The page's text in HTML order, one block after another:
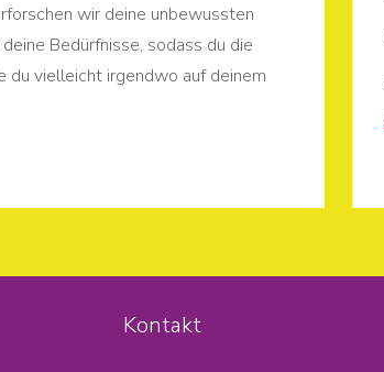
wir deine unbewussten
Bedürfnisse, sodass du die
du vielleicht irgendwo auf deinem
Kontakt